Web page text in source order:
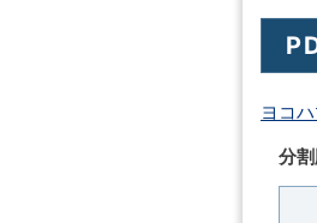
ヨコ
分